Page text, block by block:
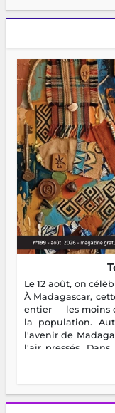
Le 12 août, on
À Madagascar,
entier — les moins
la population.
l'avenir de
l'air pressés.
plus nombreux à
sans filet,